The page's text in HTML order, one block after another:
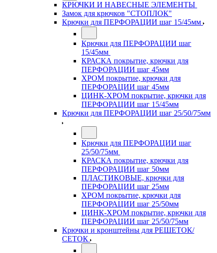
КРЮЧКИ И НАВЕСНЫЕ ЭЛЕМЕНТЫ
Замок для крючков "СТОПЛОК"
Крючки для ПЕРФОРАЦИИ шаг 15/45мм
Крючки для ПЕРФОРАЦИИ шаг
15/45мм
КРАСКА покрытие, крючки для
ПЕРФОРАЦИИ шаг 45мм
ХРОМ покрытие, крючки для
ПЕРФОРАЦИИ шаг 45мм
ЦИНК-ХРОМ покрытие, крючки для
ПЕРФОРАЦИИ шаг 15/45мм
Крючки для ПЕРФОРАЦИИ шаг 25/50/75мм
Крючки для ПЕРФОРАЦИИ шаг
25/50/75мм
КРАСКА покрытие, крючки для
ПЕРФОРАЦИИ шаг 50мм
ПЛАСТИКОВЫЕ, крючки для
ПЕРФОРАЦИИ шаг 25мм
ХРОМ покрытие, крючки для
ПЕРФОРАЦИИ шаг 25/50мм
ЦИНК-ХРОМ покрытие, крючки для
ПЕРФОРАЦИИ шаг 25/50/75мм
Крючки и кронштейны для РЕШЕТОК/
СЕТОК